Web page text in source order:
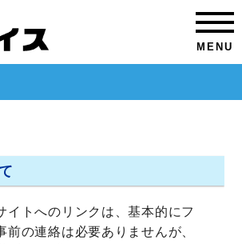
MENU
イトへのリンクは、基本的にフ
前の連絡は必要ありませんが、